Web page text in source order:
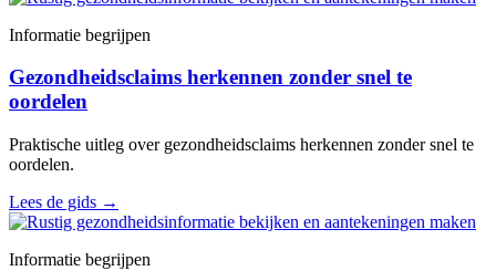
Informatie begrijpen
Gezondheidsclaims herkennen zonder snel te
oordelen
Praktische uitleg over gezondheidsclaims herkennen zonder snel te
oordelen.
Lees de gids →
Informatie begrijpen